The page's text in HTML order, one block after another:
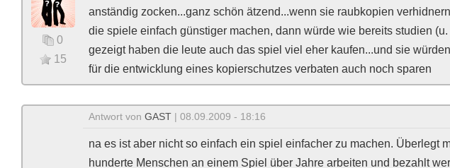
0
15
anständig zocken...ganz schön ätzend...wenn sie raubkopien
die spiele einfach günstiger machen, dann würde wie bereits studien
gezeigt haben die leute auch das spiel viel eher kaufen...und sie
für die entwicklung eines kopierschutzes verbaten auch noch sparen
Antwort von GAST | 08.09.2009 - 18:16
na es ist aber nicht so einfach ein spiel einfacher zu machen. Überlegt
hunderte Menschen an einem Spiel über Jahre arbeiten und bezahlt